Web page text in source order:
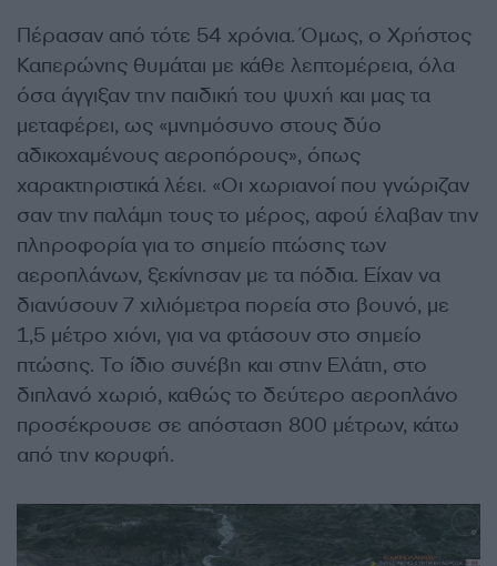
Πέρασαν από τότε 54 χρόνια. Όμως, ο Χρήστος
Καπερώνης θυμάται με κάθε λεπτομέρεια, όλα
όσα άγγιξαν την παιδική του ψυχή και μας τα
μεταφέρει, ως «μνημόσυνο στους δύο
αδικοχαμένους αεροπόρους», όπως
χαρακτηριστικά λέει. «Οι χωριανοί που γνώριζαν
σαν την παλάμη τους το μέρος, αφού έλαβαν την
πληροφορία για το σημείο πτώσης των
αεροπλάνων, ξεκίνησαν με τα πόδια. Είχαν να
διανύσουν 7 χιλιόμετρα πορεία στο βουνό, με
1,5 μέτρο χιόνι, για να φτάσουν στο σημείο
πτώσης. Το ίδιο συνέβη και στην Ελάτη, στο
διπλανό χωριό, καθώς το δεύτερο αεροπλάνο
προσέκρουσε σε απόσταση 800 μέτρων, κάτω
από την κορυφή.